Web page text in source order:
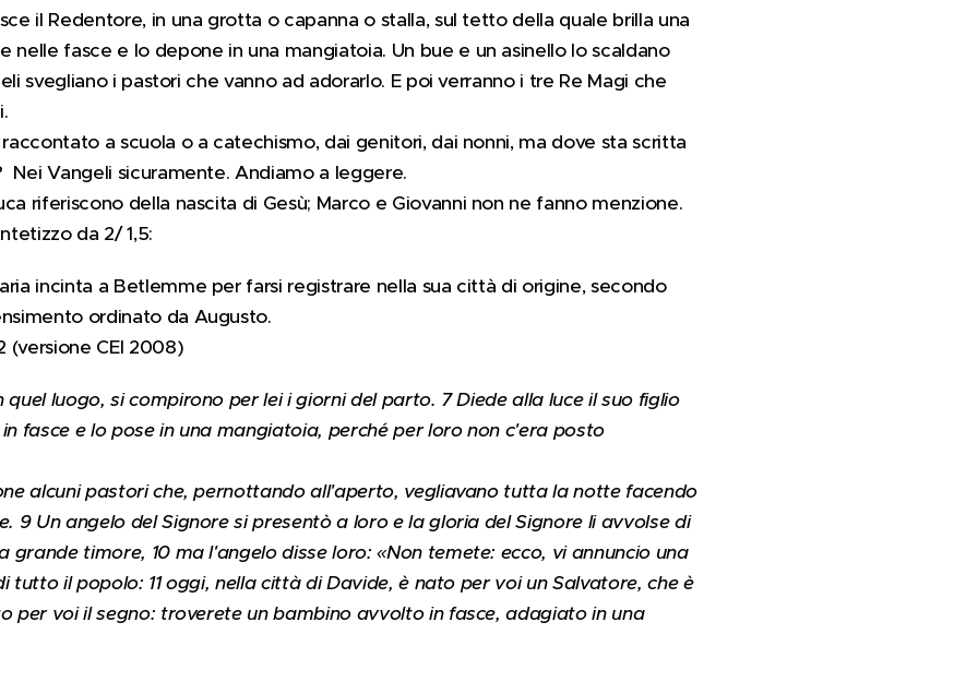
il Redentore, in una grotta o capanna o stalla, sul tetto della quale brilla una
nelle fasce e lo depone in una mangiatoia. Un bue e un asinello lo scaldano
svegliano i pastori che vanno ad adorarlo. E poi verranno i tre Re Magi che
a scuola o a catechismo, dai genitori, dai nonni, ma dove sta scritta
Nei Vangeli sicuramente. Andiamo a leggere.
riferiscono della nascita di Gesù; Marco e Giovanni non ne fanno menzione.
da 2/ 1,5:
incinta a Betlemme per farsi registrare nella sua città di origine, secondo
ordinato da Augusto.
(versione CEI 2008)
luogo, si compirono per lei i giorni del parto. 7 Diede alla luce il suo figlio
fasce e lo pose in una mangiatoia, perché per loro non c'era posto
alcuni pastori che, pernottando all'aperto, vegliavano tutta la notte facendo
9 Un angelo del Signore si presentò a loro e la gloria del Signore li avvolse di
grande timore, 10 ma l'angelo disse loro: «Non temete: ecco, vi annuncio una
tutto il popolo: 11 oggi, nella città di Davide, è nato per voi un Salvatore, che è
per voi il segno: troverete un bambino avvolto in fasce, adagiato in una